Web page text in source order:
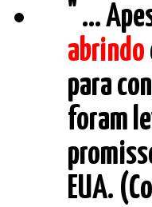
" ...
abrindo
para
foram
EUA.